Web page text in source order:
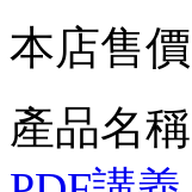
本店售價
產品名稱